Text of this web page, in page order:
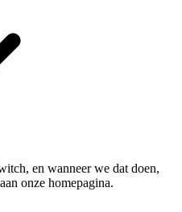
en wanneer we dat doen,
onze homepagina.